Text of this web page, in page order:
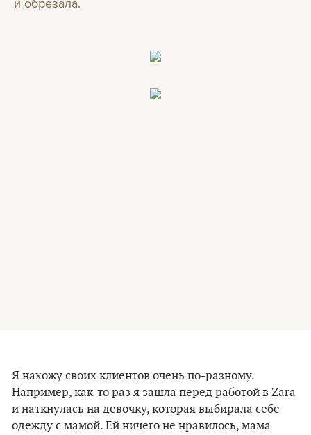
Я нахожу своих клиентов очень по-разному.
Например, как-то раз я зашла перед работой в Zara
и наткнулась на девочку, которая выбирала себе
одежду с мамой. Ей ничего не нравилось, мама